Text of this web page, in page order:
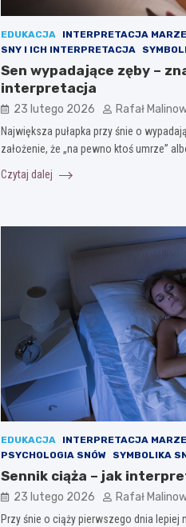
EDUKACJA
INTERPRETACJA
SNY I ICH INTERPRETACJA
Sen wypadające zęby –
interpretacja
23 lutego 2026 Rafał
Największa pułapka przy śnie o
założenie, że „na pewno ktoś umrze”
Czytaj dalej
EDUKACJA
INTERPRETACJA
PSYCHOLOGIA SNÓW
SYMBOLIKA
Sennik ciąża – jak
23 lutego 2026 Rafał
Przy śnie o ciąży pierwszego dnia lepiej